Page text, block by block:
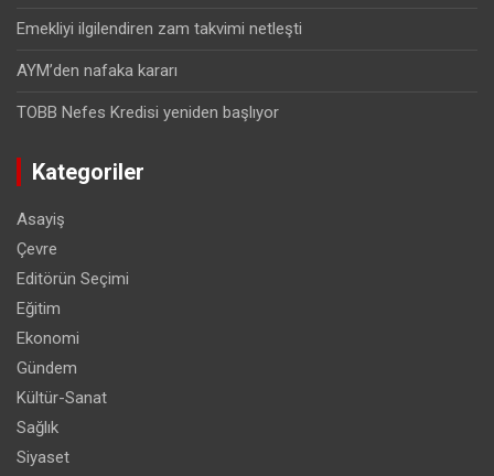
Emekliyi ilgilendiren zam takvimi netleşti
AYM’den nafaka kararı
TOBB Nefes Kredisi yeniden başlıyor
Kategoriler
Asayiş
Çevre
Editörün Seçimi
Eğitim
Ekonomi
Gündem
Kültür-Sanat
Sağlık
Siyaset